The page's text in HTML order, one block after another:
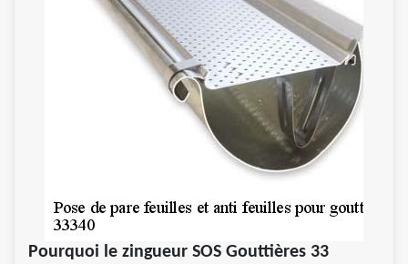
Pourquoi le zingueur SOS Gouttières 33